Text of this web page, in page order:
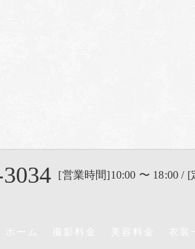
[営業時間]10:00 〜 18:00 / [